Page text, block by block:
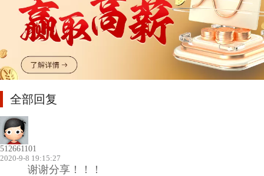
全部回复
512661101
2020-9-8 19:15:27
谢谢分享！！！